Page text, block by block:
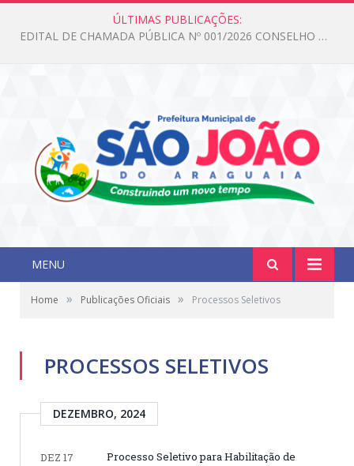
ÚLTIMAS PUBLICAÇÕES:
Edital de Chamada Pública N°001/2026 Conselho CMAS
MENU
Home » Publicações Oficiais » Processos Seletivos
PROCESSOS SELETIVOS
DEZEMBRO, 2024
DEZ 17
Processo Seletivo para Habilitação de